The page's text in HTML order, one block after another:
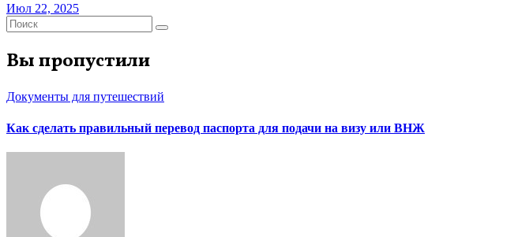
Июл 22, 2025
Вы пропустили
Документы для путешествий
Как сделать правильный перевод паспорта для подачи на визу или ВНЖ